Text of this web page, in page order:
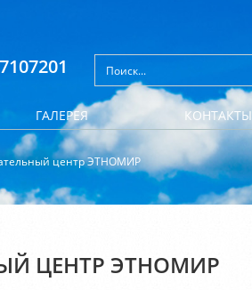
ГАЛЕРЕЯ КОНТАКТЫ
центр ЭТНОМИР
ЦЕНТР ЭТНОМИР